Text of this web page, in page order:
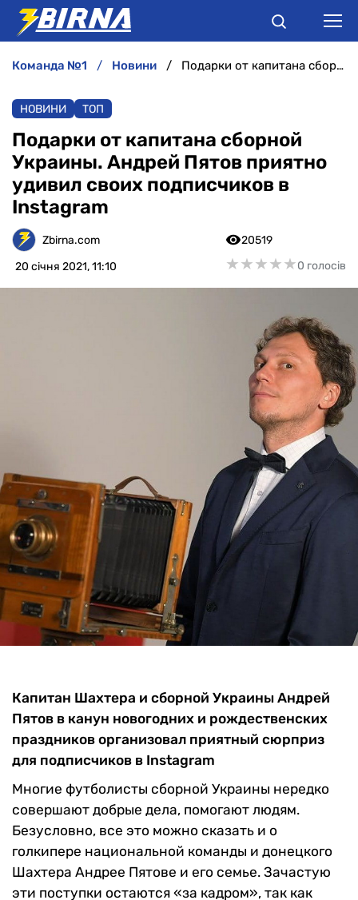
АНАЛІТИКА
ІНТЕРВ'Ю
РІЗНЕ
БУКМЕКЕРИ
команда №1 новини Подарки от капитана сборной Украины. Андрей Пятов приятно удивил своих подписчиков в Instagram
НОВИНИ ТОП
Подарки от капитана сборной
Украины. Андрей Пятов приятно
удивил своих подписчиков в
Instagram
Zbirna.com
20 січня 2021, 11:10
20519
★★★★★
★★★★★0 голосів
Капитан Шахтера и сборной Украины Андрей
Пятов в канун новогодних и рождественских
праздников организовал приятный сюрприз
для подписчиков в Instagram
Многие футболисты сборной Украины нередко
совершают добрые дела, помогают людям.
Безусловно, все это можно сказать и о
голкипере национальной команды и донецкого
Шахтера Андрее Пятове и его семье. Зачастую
эти поступки остаются «за кадром», так как